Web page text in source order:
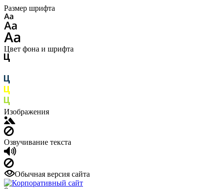
Размер шрифта
Цвет фона и шрифта
Изображения
Озвучивание текста
Обычная версия сайта